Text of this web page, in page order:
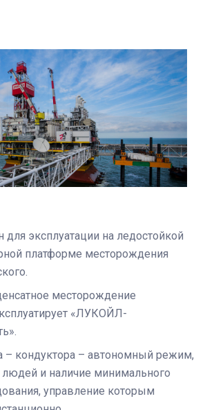
для эксплуатации на ледостойкой
платформе месторождения
месторождение
«ЛУКОЙЛ-
– кондуктора – автономный режим,
людей и наличие минимального
управление которым